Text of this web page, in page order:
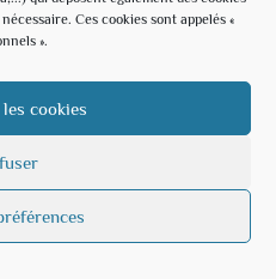
Ces cookies sont appelés «
».
cookies